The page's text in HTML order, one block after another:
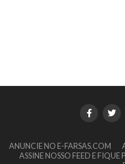
ANUNCIE NO E-FARSAS.COM
ASSINE NOSSO FEED E